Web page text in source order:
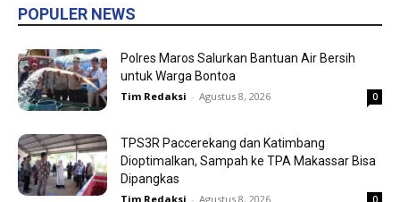
POPULER NEWS
Polres Maros Salurkan Bantuan Air Bersih
untuk Warga Bontoa
Tim Redaksi - Agustus 8, 2026 0
TPS3R Paccerekang dan Katimbang
Dioptimalkan, Sampah ke TPA Makassar Bisa
Dipangkas
Tim Redaksi - Agustus 8, 2026 0